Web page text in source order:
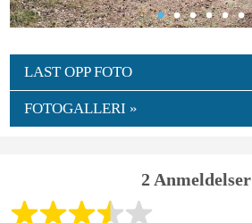
LAST OPP FOTO
FOTOGALLERI »
2 Anmeldelser